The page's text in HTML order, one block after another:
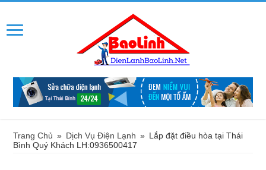
Trang Chủ » Dịch Vụ Điện Lạnh » Lắp đặt điều hòa tại Thái
Bình Quý Khách LH:0936500417